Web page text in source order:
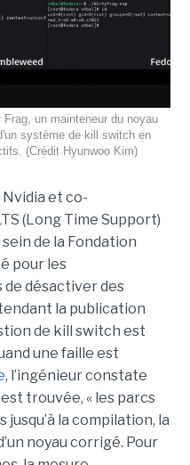
un mainteneur du noyau
système de kill switch en
(Crédit Hyunwoo Kim)
et co-
(Long Time Support)
de la Fondation
pour les
désactiver des
la publication
de kill switch est
une faille est
, l’ingénieur constate
trouvée, « les parcs
la compilation, la
noyau corrigé. Pour